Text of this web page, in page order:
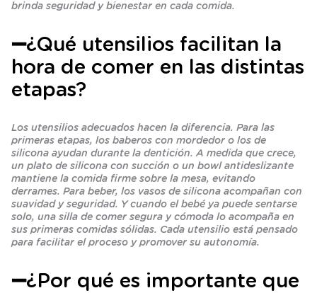
brinda seguridad y bienestar en cada comida.
➖¿Qué utensilios facilitan la
hora de comer en las distintas
etapas?
Los utensilios adecuados hacen la diferencia. Para las
primeras etapas, los baberos con mordedor o los de
silicona ayudan durante la dentición. A medida que crece,
un plato de silicona con succión o un bowl antideslizante
mantiene la comida firme sobre la mesa, evitando
derrames. Para beber, los vasos de silicona acompañan con
suavidad y seguridad. Y cuando el bebé ya puede sentarse
solo, una silla de comer segura y cómoda lo acompaña en
sus primeras comidas sólidas. Cada utensilio está pensado
para facilitar el proceso y promover su autonomía.
➖¿Por qué es importante que